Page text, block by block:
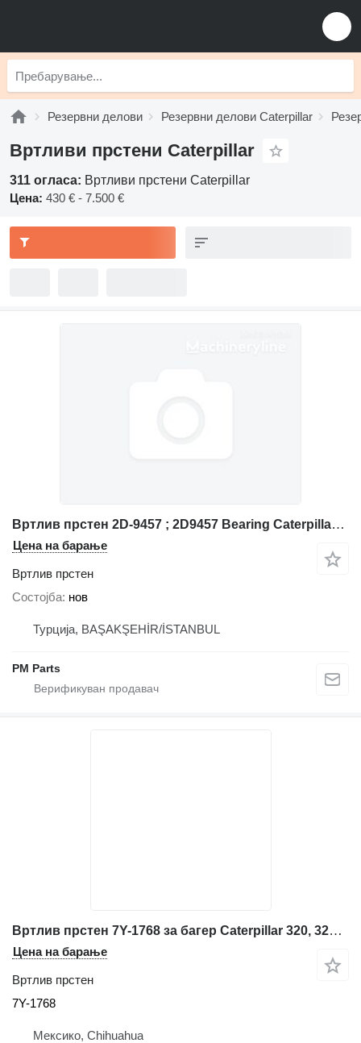
Резервни делови Резервни делови Caterpillar
Вртливи прстени Caterpillar
311 огласа: Вртливи прстени Caterpillar
Цена: 430 € - 7.500 €
Вртлив прстен 2D-9457 ; 2D9457 Bearing Caterpillar за градежни машини Caterpillar
Цена на барање
Вртлив прстен
Состојба нов
Турција, BAŞAKŞEHİR/İSTANBUL
PM Parts
Вртлив прстен 7Y-1768 за багер Caterpillar 320, 320L, 320N, 320S, 345B, 345B L, 345B LC
Цена на барање
Вртлив прстен
7Y-1768
Мексико, Chihuahua